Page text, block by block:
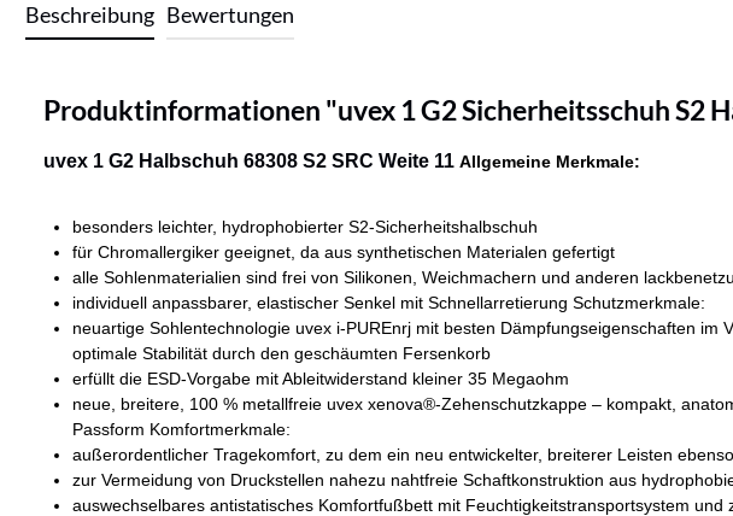
Beschreibung Bewertungen
Produktinformationen "uvex 1 G2 Sicherheitsschuh S2
uvex 1 G2 Halbschuh 68308 S2 SRC Weite 11 Allgemeine Merkmale:
besonders leichter, hydrophobierter S2-Sicherheitshalbschuh
für Chromallergiker geeignet, da aus synthetischen Materialen gefertigt
alle Sohlenmaterialien sind frei von Silikonen, Weichmachern und anderen
individuell anpassbarer, elastischer Senkel mit Schnellarretierung Schutzmerkmale:
neuartige Sohlentechnologie uvex i-PUREnrj mit besten Dämpfungseigenschaften
optimale Stabilität durch den geschäumten Fersenkorb
erfüllt die ESD-Vorgabe mit Ableitwiderstand kleiner 35 Megaohm
neue, breitere, 100 % metallfreie uvex xenova®-Zehenschutzkappe – kompakt,
Passform Komfortmerkmale:
außerordentlicher Tragekomfort, zu dem ein neu entwickelter, breiterer Leisten
zur Vermeidung von Druckstellen nahezu nahtfreie Schaftkonstruktion aus
auswechselbares antistatisches Komfortfußbett mit Feuchtigkeitstransportsystem